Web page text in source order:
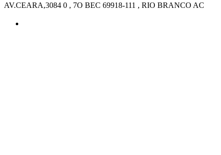
AV.CEARA,3084 0 , 7O BEC 69918-111 , RIO BRANCO AC